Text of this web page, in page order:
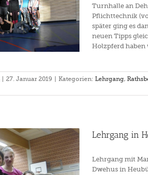
Turnhalle an
Pflichttechnik
später ging es
neuen Tipps
Holzpferd haben
27. Januar 2019 Kategorien: Lehrgang,
Lehrgang in
Lehrgang mit
Dwehus in